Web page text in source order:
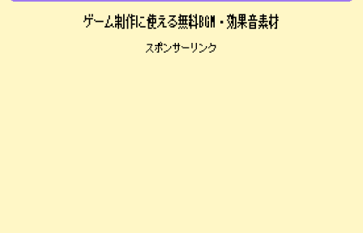
ゲーム制作に使える無料BGM・効果音素材
スポンサーリンク